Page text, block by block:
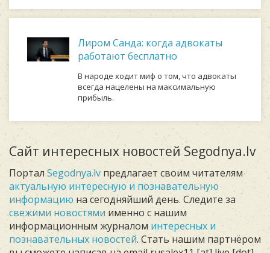
Лиром Санда: когда адвокаты
работают бесплатно
В народе ходит миф о том, что адвокаты
всегда нацелены на максимальную
прибыль.
Сайт интересных новостей Segodnya.lv
Портал Segodnya.lv предлагает своим читателям
актуальную интересную и познавательную
информацию на сегодняйший день. Следите за
свежими новостями именно с нашим
информационным журналом интересных и
познавательных новостей. Стать нашим партнёром